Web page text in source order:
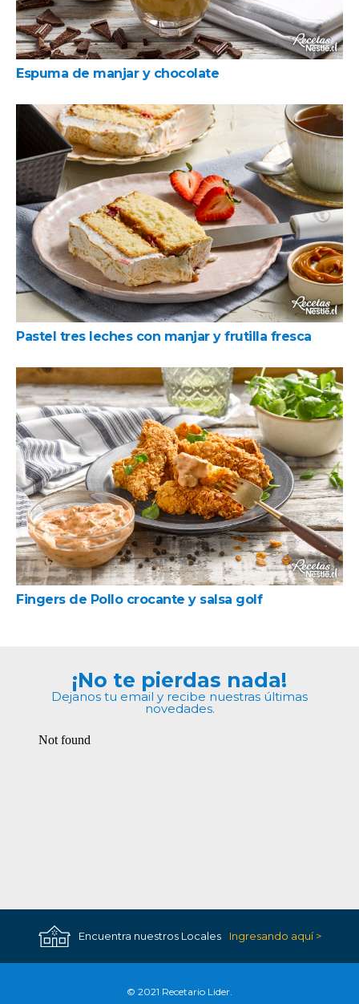
Espuma de manjar y chocolate
Pastel tres leches con manjar y frutilla fresca
Fingers de Pollo crocante y salsa golf
¡No te pierdas nada!
Dejanos tu email y recibe nuestras últimas
novedades.
Encuentra nuestros Locales Ingresando aquí >
© 2021 Recetario Lider.